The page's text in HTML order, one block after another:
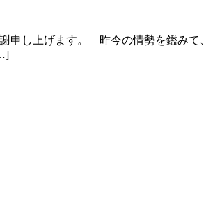
申し上げます。 昨今の情勢を鑑みて